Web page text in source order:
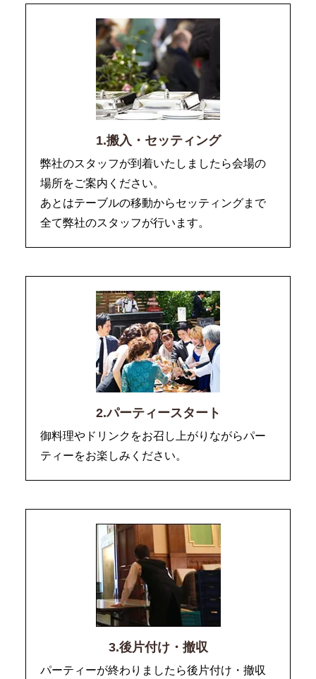
1.搬入・セッティング
弊社のスタッフが到着いたしましたら会場の
場所をご案内ください。
あとはテーブルの移動からセッティングまで
全て弊社のスタッフが行います。
2.パーティースタート
御料理やドリンクをお召し上がりながらパー
ティーをお楽しみください。
3.後片付け・撤収
パーティーが終わりましたら後片付け・撤収